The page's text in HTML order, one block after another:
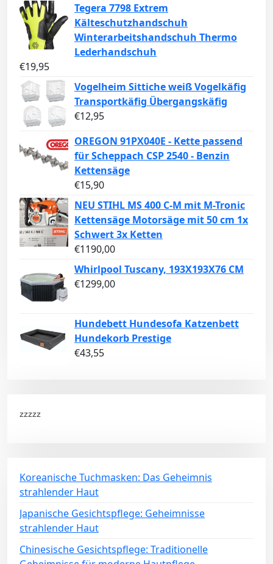
Tegera 7798 Extrem
Kälteschutzhandschuh
Winterarbeitshandschuh Thermo
Lederhandschuh
€19,95
Vogelheim Sittiche weiß Vogelkäfig
Transportkäfig Übergangskäfig
€12,95
OREGON 91PX040E - Kette passend
für Scheppach CSP 2540 - Benzin
Kettensäge
€15,90
NEU STIHL MS 400 C-M mit M-Tronic
Kettensäge Motorsäge mit 50 cm 1x
Schwert 3x Ketten
€1190,00
Whirlpool Tuscany, 193X193X76 CM
€1299,00
Hundebett Hundesofa Katzenbett
Hundekorb Prestige
€43,55
zzzzz
Koreanische Tuchmasken: Das Geheimnis
strahlender Haut
Japanische Gesichtspflege: Geheimnisse
strahlender Haut
Chinesische Gesichtspflege: Traditionelle